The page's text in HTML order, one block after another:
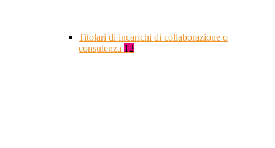
Titolari di incarichi di collaborazione o
consulenza 12